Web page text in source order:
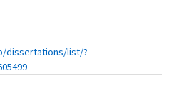
dissertations/list/?